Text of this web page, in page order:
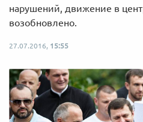
нарушений, движение в
возобновлено.
27.07.2016, 15:55